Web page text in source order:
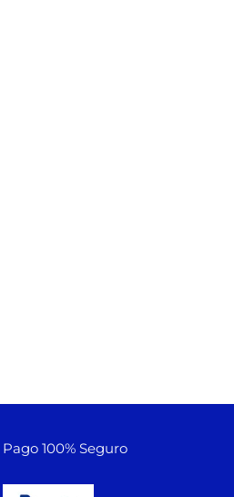
Pago 100% Seguro